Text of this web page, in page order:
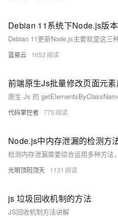
Debian 11系统下Node.js版
蓝易云 1652
前端原生Js批量修改页面元
代码掌控者 775
Node.js中内存泄漏的检测方
光明顶阳顶天 1131
js 垃圾回收机制的方法
JS回收机制方法讲解